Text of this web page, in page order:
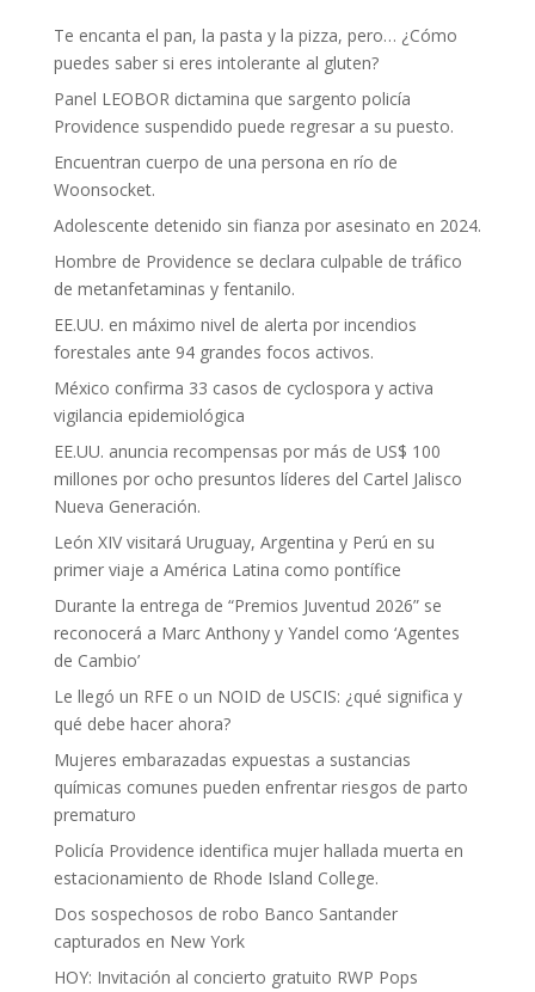
Te encanta el pan, la pasta y la pizza, pero… ¿Cómo
puedes saber si eres intolerante al gluten?
Panel LEOBOR dictamina que sargento policía
Providence suspendido puede regresar a su puesto.
Encuentran cuerpo de una persona en río de
Woonsocket.
Adolescente detenido sin fianza por asesinato en 2024.
Hombre de Providence se declara culpable de tráfico
de metanfetaminas y fentanilo.
EE.UU. en máximo nivel de alerta por incendios
forestales ante 94 grandes focos activos.
México confirma 33 casos de cyclospora y activa
vigilancia epidemiológica
EE.UU. anuncia recompensas por más de US$ 100
millones por ocho presuntos líderes del Cartel Jalisco
Nueva Generación.
León XIV visitará Uruguay, Argentina y Perú en su
primer viaje a América Latina como pontífice
Durante la entrega de “Premios Juventud 2026” se
reconocerá a Marc Anthony y Yandel como ‘Agentes
de Cambio’
Le llegó un RFE o un NOID de USCIS: ¿qué significa y
qué debe hacer ahora?
Mujeres embarazadas expuestas a sustancias
químicas comunes pueden enfrentar riesgos de parto
prematuro
Policía Providence identifica mujer hallada muerta en
estacionamiento de Rhode Island College.
Dos sospechosos de robo Banco Santander
capturados en New York
HOY: Invitación al concierto gratuito RWP Pops